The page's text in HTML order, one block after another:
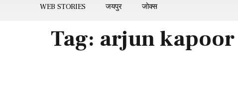
WEB STORIES जयपुर जोक्स
Tag: arjun